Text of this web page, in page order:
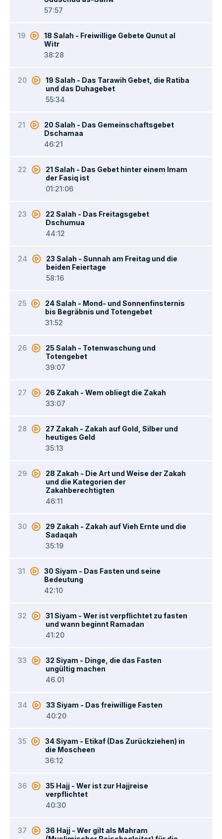
57:57
19
18 Salah - Freiwillige Gebete Qunut al
Witr
38:28
20
19 Salah - Das Tarawih Gebet, die Ratiba
und das Duhagebet
55:34
21
20 Salah - Das Gemeinschaftsgebet
Dschamaa
46:21
22
21 Salah - Das Gebet hinter einem Imam
der Fasiq ist
01:21:06
23
22 Salah - Das Freitagsgebet
Dschumua
44:12
24
23 Salah - Sunnah am Freitag und die
beiden Feiertage
58:16
25
24 Salah - Mond- und Sonnenfinsternis
bis Begräbnis und Totengebet
31:52
26
25 Salah - Totenwaschung und
Totengebet
39:07
27
26 Zakah - Wem obliegt die Zakah
33:07
28
27 Zakah - Zakah auf Gold, Silber und
heutiges Geld
35:13
29
28 Zakah - Die Art und Weise der Zakah
und die Kategorien der
Zakahberechtigten
46:11
30
29 Zakah - Zakah auf Vieh Ernte und die
Sadaqah
35:19
31
30 Siyam - Das Fasten und seine
Bedeutung
42:10
32
31 Siyam - Wer ist verpflichtet zu fasten
und wann beginnt Ramadan
41:20
33
32 Siyam - Dinge, die das Fasten
ungültig machen
46.01
34
33 Siyam - Das freiwillige Fasten
40:20
35
34 Siyam - Etikaf (Das Zurückziehen) in
die Moscheen
36:12
36
35 Hajj - Wer ist zur Hajjreise
verpflichtet
40:30
37
36 Hajj - Wer gilt als Mahram